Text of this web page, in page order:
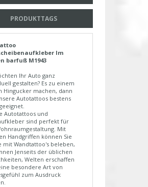
PRODUKTTAGS
Im
barfuß M1943
Ihr Auto ganz
gestalten? Es zu einem
Hingucker machen, dann
Autotattoos bestens
Autotattoos und
sind perfekt für
Mit
Handgriffen können Sie
mit Wandtattoo's beleben,
Jenseits der üblichen
Welten erschaffen
besondere Art von
zum Ausdruck